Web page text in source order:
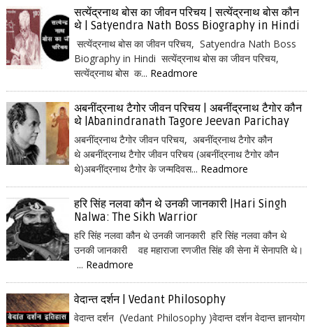
सत्येंद्रनाथ बोस का जीवन परिचय | सत्येंद्रनाथ बोस कौन
थे | Satyendra Nath Boss Biography in Hindi
सत्येंद्रनाथ बोस का जीवन परिचय, Satyendra Nath Boss
Biography in Hindi सत्येंद्रनाथ बोस का जीवन परिचय,
सत्येंद्रनाथ बोस क... Readmore
अबनींद्रनाथ टैगोर जीवन परिचय | अबनींद्रनाथ टैगोर कौन
थे |Abanindranath Tagore Jeevan Parichay
अबनींद्रनाथ टैगोर जीवन परिचय, अबनींद्रनाथ टैगोर कौन
थे अबनींद्रनाथ टैगोर जीवन परिचय (अबनींद्रनाथ टैगोर कौन
थे)अबनींद्रनाथ टैगोर के जन्मदिवस... Readmore
हरि सिंह नलवा कौन थे उनकी जानकारी |Hari Singh
Nalwa: The Sikh Warrior
हरि सिंह नलवा कौन थे उनकी जानकारी हरि सिंह नलवा कौन थे
उनकी जानकारी वह महाराजा रणजीत सिंह की सेना में सेनापति थे।
... Readmore
वेदान्त दर्शन | Vedant Philosophy
वेदान्त दर्शन (Vedant Philosophy )वेदान्त दर्शन वेदान्त ज्ञानयोग